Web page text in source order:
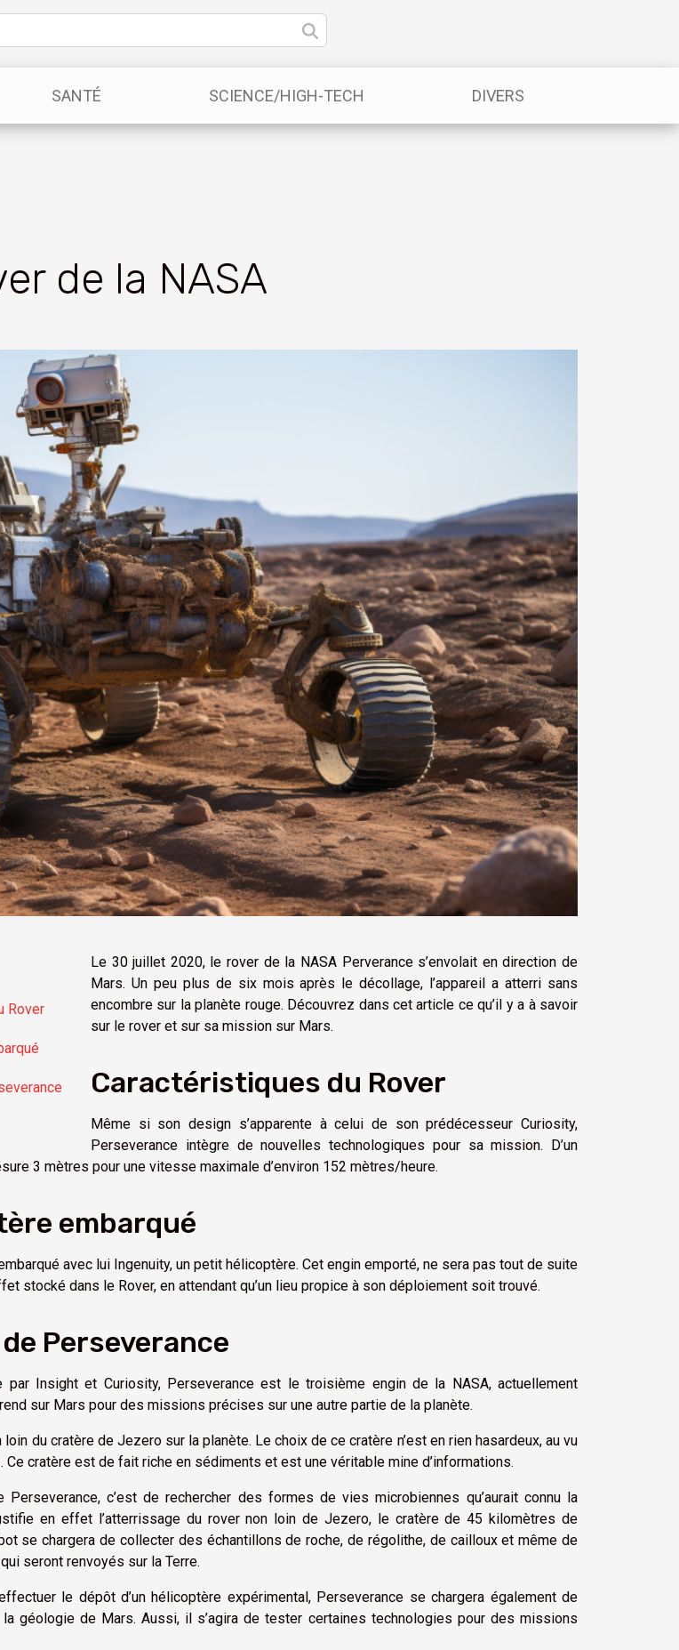
SANTÉ SCIENCE/HIGH-TECH DIVERS
de la NASA
Rover
Le 30 juillet 2020, le rover de la NASA Perverance s’envolait en direction de
Mars. Un peu plus de six mois après le décollage, l’appareil a atterri sans
encombre sur la planète rouge. Découvrez dans cet article ce qu’il y a à savoir
sur le rover et sur sa mission sur Mars.
Caractéristiques du Rover
Même si son design s’apparente à celui de son prédécesseur Curiosity,
Perseverance intègre de nouvelles technologiques pour sa mission. D’un
3 mètres pour une vitesse maximale d’environ 152 mètres/heure.
embarqué
avec lui Ingenuity, un petit hélicoptère. Cet engin emporté, ne sera pas tout de suite
stocké dans le Rover, en attendant qu’un lieu propice à son déploiement soit trouvé.
Perseverance
par Insight et Curiosity, Perseverance est le troisième engin de la NASA, actuellement
sur Mars pour des missions précises sur une autre partie de la planète.
loin du cratère de Jezero sur la planète. Le choix de ce cratère n’est en rien hasardeux, au vu
cratère est de fait riche en sédiments et est une véritable mine d’informations.
c’est de rechercher des formes de vies microbiennes qu’aurait connu la
en effet l’atterrissage du rover non loin de Jezero, le cratère de 45 kilomètres de
se chargera de collecter des échantillons de roche, de régolithe, de cailloux et même de
seront renvoyés sur la Terre.
le dépôt d’un hélicoptère expérimental, Perseverance se chargera également de
la géologie de Mars. Aussi, il s’agira de tester certaines technologies pour des missions